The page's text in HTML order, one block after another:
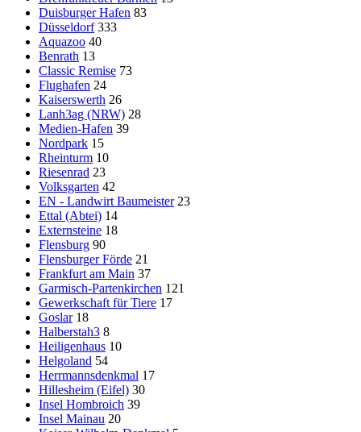
Duisburger Hafen 83
Düsseldorf 333
Aquazoo 40
Benrath 13
Classic Remise 73
Flughafen 24
Kaiserswerth 26
Lanh3ag (NRW) 28
Medien-Hafen 39
Nordpark 15
Rheinturm 10
Riesenrad 23
Volksgarten 42
EN - Landwirt Baumeister 23
Ettal (Abtei) 14
Externsteine 18
Flensburg 90
Flensburger Förde 21
Frankfurt am Main 37
Garmisch-Partenkirchen 121
Gewerkschaft für Tiere 17
Goslar 18
Halberstah3 8
Heiligenhaus 10
Helgoland 54
Herrmannsdenkmal 17
Hillesheim (Eifel) 30
Insel Hombroich 39
Insel Mainau 20